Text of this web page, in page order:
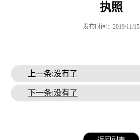
执照
发布时间：2019/11/15
上一条:没有了
下一条:没有了